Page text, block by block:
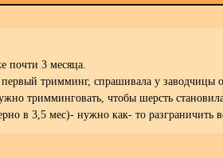
почти 3 месяца.
тримминг, спрашивала у заводчицы
тримминговать, чтобы шерсть
в 3,5 мес)- нужно как- то